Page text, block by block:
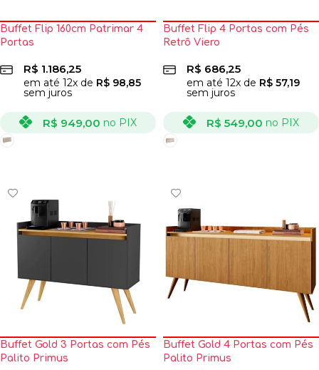
Buffet Flip 160cm Patrimar 4
Portas
R$ 1.186,25
em até 12x de R$ 98,85
sem juros
R$ 949,00 no PIX
Buffet Flip 4 Portas com Pés
Retrô Viero
R$ 686,25
em até 12x de R$ 57,19
sem juros
R$ 549,00 no PIX
Buffet Gold 3 Portas com Pés
Palito Primus
Buffet Gold 4 Portas com Pés
Palito Primus